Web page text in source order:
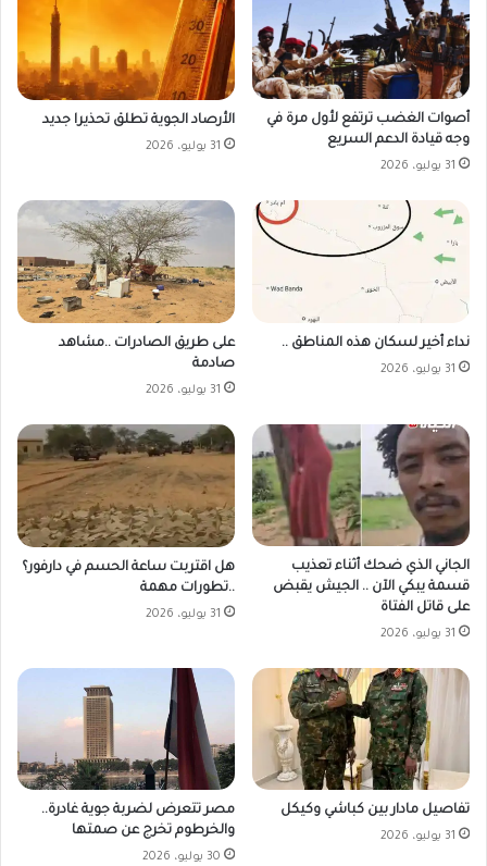
أصوات الغضب ترتفع لأول مرة في
وجه قيادة الدعم السريع
31 يوليو، 2026
الأرصاد الجوية تطلق تحذيرا جديد
31 يوليو، 2026
نداء أخير لسكان هذه المناطق ..
31 يوليو، 2026
على طريق الصادرات ..مشاهد
صادمة
31 يوليو، 2026
الجاني الذي ضحك أثناء تعذيب
قسمة يبكي الآن .. الجيش يقبض
على قاتل الفتاة
31 يوليو، 2026
هل اقتربت ساعة الحسم في دارفور؟
..تطورات مهمة
31 يوليو، 2026
تفاصيل مادار بين كباشي وكيكل
31 يوليو، 2026
مصر تتعرض لضربة جوية غادرة..
والخرطوم تخرج عن صمتها
30 يوليو، 2026